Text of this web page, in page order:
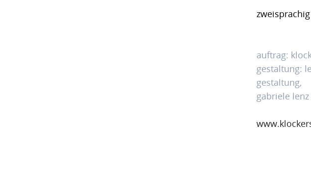
auftrag:
gestaltung:
gestaltung,
gabriele